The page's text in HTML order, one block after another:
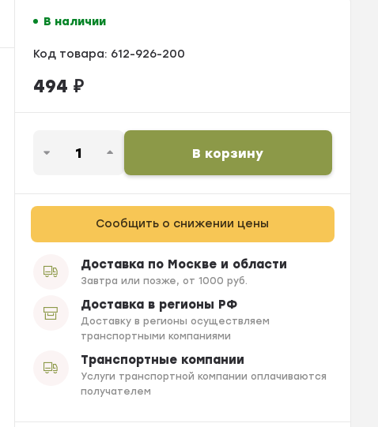
В наличии
Код товара: 612-926-200
494 ₽
В корзину
Сообщить о снижении цены
Доставка по Москве и области
Завтра или позже, от 1000 руб.
Доставка в регионы РФ
Доставку в регионы осуществляем
транспортными компаниями
Транспортные компании
Услуги транспортной компании оплачиваются
получателем